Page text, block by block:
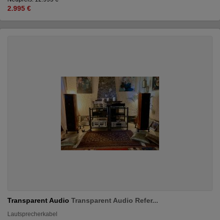
2.995 €
Transparent Audio Transparent Audio Refer...
Lautsprecherkabel